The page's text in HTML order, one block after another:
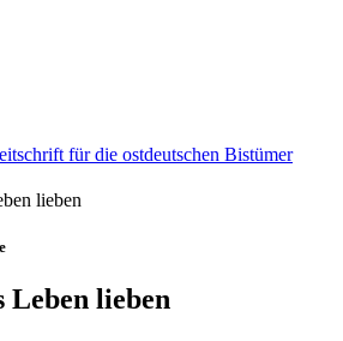
für die ostdeutschen Bistümer
lieben
Leben lieben